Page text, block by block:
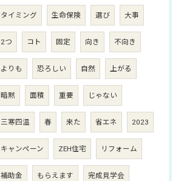
タイミング 生命保険 選び 大事
2つ コト 固定 向き 不向き
よりも 恐ろしい 自然 上がる
暗黙 面積 重要 じゃない
三寒四温 春 来た 省エネ 2023
キャンペーン ZEH住宅 リフォーム
補助金 もらえます 完成見学会